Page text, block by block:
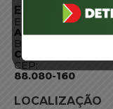
ENDEREÇO
Endereço:
Av. Almirante
Bairro:
Coqueiros,
CEP:
88.080-160
LOCALIZAÇÃO